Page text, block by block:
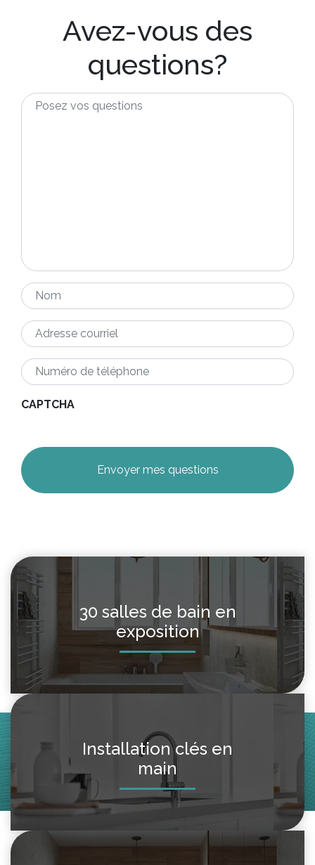
Avez-vous des
questions?
Posez
vos
Nom
Adresse
courriel *
Numéro
de
CAPTCHA
30 salles de bain en
exposition
Installation clés en
main